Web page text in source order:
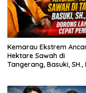
Kemarau Ekstrem
Hektare Sawah di
Tangerang, Basuki, SH.,